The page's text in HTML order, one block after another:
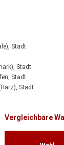
Stadt
Stadt
Stadt
Stadt
Vergleichbare